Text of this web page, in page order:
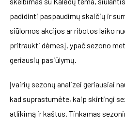
padidinti paspaudimų skaičių ir
siūlomos akcijos ar ribotos laiko
pritraukti dėmesį, ypač sezono
geriausių pasiūlymų.
Įvairių sezonų analizei geriausiai
kad suprastumėte, kaip skirtingi
atlikimą ir kaštus. Tinkamas